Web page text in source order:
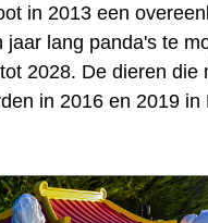
in 2013 een
jaar lang panda's te
2028. De dieren die
in 2016 en 2019 in